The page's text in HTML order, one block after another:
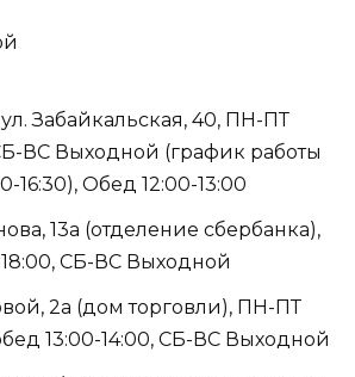
ул. Забайкальская, 40, ПН-ПТ
ВС Выходной (график работы
16:30), Обед 12:00-13:00
13а (отделение сбербанка),
СБ-ВС Выходной
2а (дом торговли), ПН-ПТ
13:00-14:00, СБ-ВС Выходной